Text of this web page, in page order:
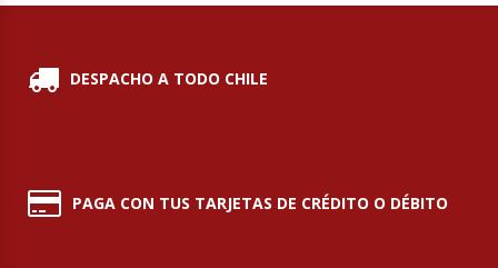
DESPACHO A TODO CHILE
PAGA CON TUS TARJETAS DE CRÉDITO O DÉBITO